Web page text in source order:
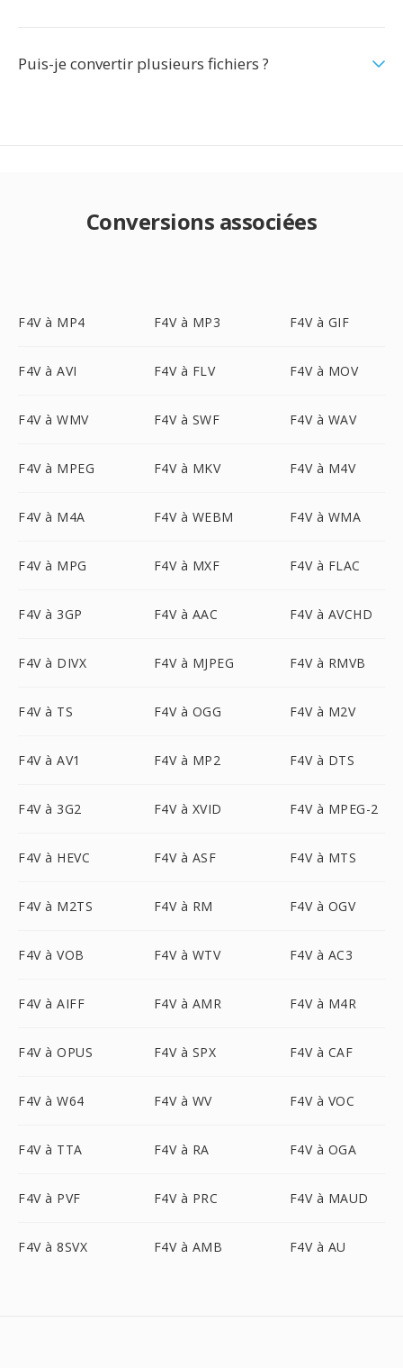
Puis-je convertir plusieurs fichiers ?
Conversions associées
F4V à MP4 F4V à MP3 F4V à GIF
F4V à AVI F4V à FLV F4V à MOV
F4V à WMV F4V à SWF F4V à WAV
F4V à MPEG F4V à MKV F4V à M4V
F4V à M4A F4V à WEBM F4V à WMA
F4V à MPG F4V à MXF F4V à FLAC
F4V à 3GP F4V à AAC F4V à AVCHD
F4V à DIVX F4V à MJPEG F4V à RMVB
F4V à TS F4V à OGG F4V à M2V
F4V à AV1 F4V à MP2 F4V à DTS
F4V à 3G2 F4V à XVID F4V à MPEG-2
F4V à HEVC F4V à ASF F4V à MTS
F4V à M2TS F4V à RM F4V à OGV
F4V à VOB F4V à WTV F4V à AC3
F4V à AIFF F4V à AMR F4V à M4R
F4V à OPUS F4V à SPX F4V à CAF
F4V à W64 F4V à WV F4V à VOC
F4V à TTA F4V à RA F4V à OGA
F4V à PVF F4V à PRC F4V à MAUD
F4V à 8SVX F4V à AMB F4V à AU